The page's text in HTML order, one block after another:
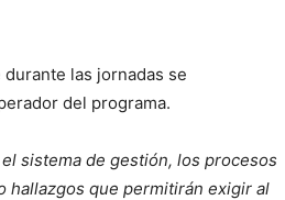
las jornadas se
del programa.
sistema de gestión, los procesos
hallazgos que permitirán exigir al